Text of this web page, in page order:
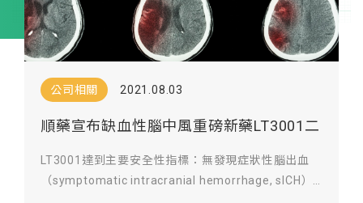
公司相關 2021.08.03
順藥宣布缺血性腦中風重磅新藥LT3001二
LT3001達到主要安全性指標：無發現症狀性腦出血
（symptomatic intracranial hemorrhage, sICH）